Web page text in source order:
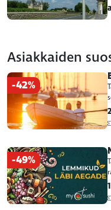
Asiakkaiden
-42%
-49%